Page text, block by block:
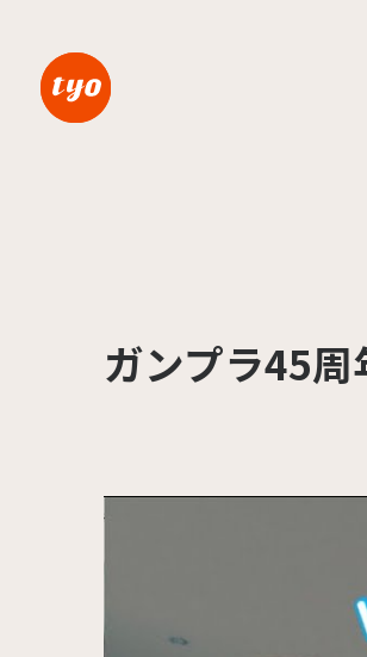
ガンプラ45